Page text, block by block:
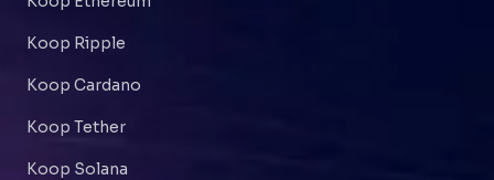
Koop Ripple
Koop Cardano
Koop Tether
Koop Solana